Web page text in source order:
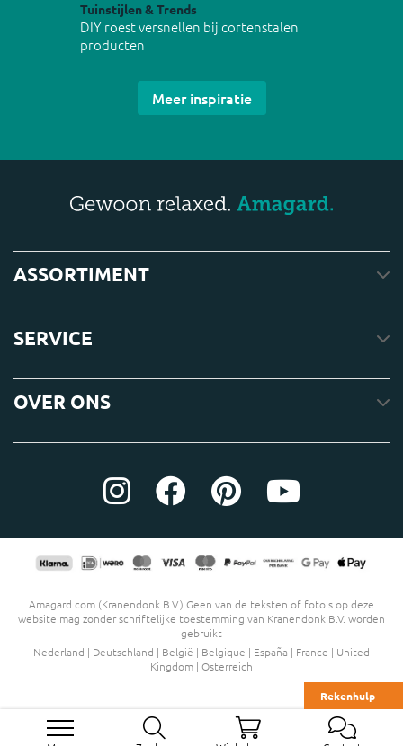
Tuinstijlen & Trends
DIY roest versnellen bij cortenstalen
producten
Meer inspiratie
ASSORTIMENT
SERVICE
OVER ONS
Amagard.com (Kranendonk B.V.) Geen van de teksten of foto's op deze
website mag zonder schriftelijke toestemming van Kranendonk B.V. worden
gebruikt
Nederland | Deutschland | België | Belgique | España | France | United
Kingdom | Österreich
Rekenhulp